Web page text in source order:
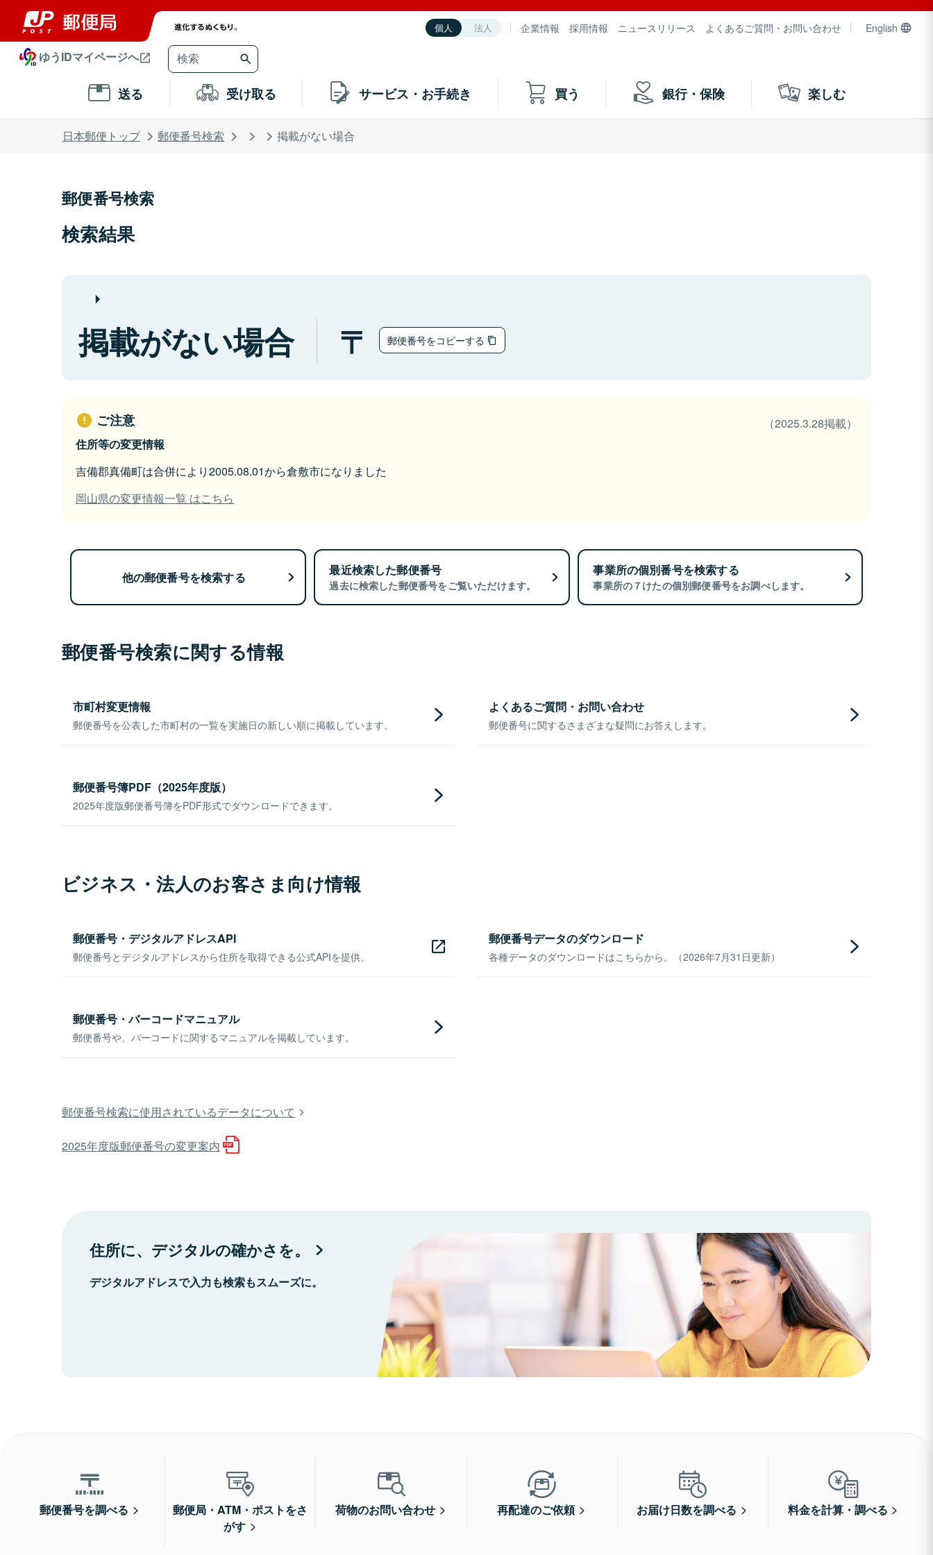
個人 法人 企業情報 採用情報 ニュースリリース よくあるご質問・お問い合わせ English
ゆうIDマイページへ
送る 受け取る サービス・お手続き 買う 銀行・保険 楽しむ
日本郵便トップ 郵便番号検索 掲載がない場合
郵便番号検索
検索結果
掲載がない場合 郵便番号をコピーする
ご注意
（2025.3.28掲載）
住所等の変更情報
吉備郡真備町は合併により2005.08.01から倉敷市になりました
岡山県の変更情報一覧 はこちら
他の郵便番号を検索する 最近検索した郵便番号
過去に検索した郵便番号をご覧いただけます。
事業所の個別番号を検索する
事業所の７けたの個別郵便番号をお調べします。
郵便番号検索に関する情報
市町村変更情報
郵便番号を公表した市町村の一覧を実施日の新しい順に掲載しています。
よくあるご質問・お問い合わせ
郵便番号に関するさまざまな疑問にお答えします。
郵便番号簿PDF（2025年度版）
2025年度版郵便番号簿をPDF形式でダウンロードできます。
ビジネス・法人のお客さま向け情報
郵便番号・デジタルアドレスAPI
郵便番号とデジタルアドレスから住所を取得できる公式APIを提供。
郵便番号データのダウンロード
各種データのダウンロードはこちらから。（2026年7月31日更新）
郵便番号・バーコードマニュアル
郵便番号や、バーコードに関するマニュアルを掲載しています。
郵便番号検索に使用されているデータについて
2025年度版郵便番号の変更案内
住所に、デジタルの確かさを。
デジタルアドレスで入力も検索もスムーズに。
郵便番号を調べる
郵便局・ATM・ポストをさ
がす
荷物のお問い合わせ 再配達のご依頼 お届け日数を調べる 料金を計算・調べる